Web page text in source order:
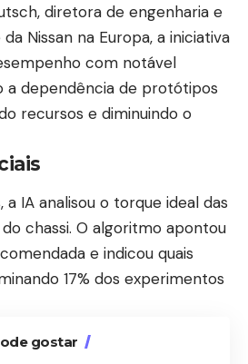
diretora de engenharia e
Nissan na Europa, a iniciativa
com notável
a dependência de protótipos
recursos e diminuindo o
a IA analisou o torque ideal das
chassi. O algoritmo apontou
e indicou quais
17% dos experimentos
gostar